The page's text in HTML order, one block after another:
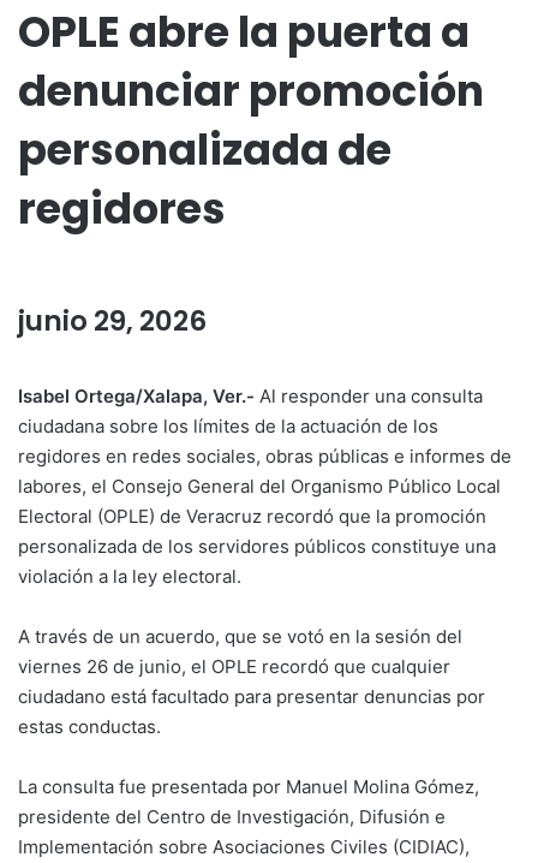
OPLE abre la puerta a
denunciar promoción
personalizada de
regidores
junio 29, 2026
Isabel Ortega/Xalapa, Ver.- Al responder una consulta
ciudadana sobre los límites de la actuación de los
regidores en redes sociales, obras públicas e informes de
labores, el Consejo General del Organismo Público Local
Electoral (OPLE) de Veracruz recordó que la promoción
personalizada de los servidores públicos constituye una
violación a la ley electoral.
A través de un acuerdo, que se votó en la sesión del
viernes 26 de junio, el OPLE recordó que cualquier
ciudadano está facultado para presentar denuncias por
estas conductas.
La consulta fue presentada por Manuel Molina Gómez,
presidente del Centro de Investigación, Difusión e
Implementación sobre Asociaciones Civiles (CIDIAC),